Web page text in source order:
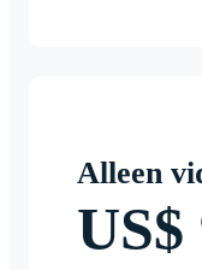
Alleen
US$